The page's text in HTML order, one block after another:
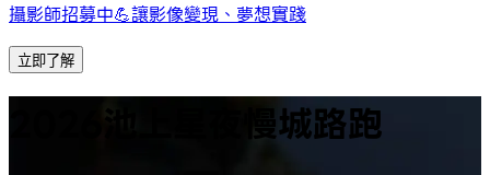
攝影師招募中💪讓影像變現、夢想實踐
立即了解
2026池上星夜慢城路跑